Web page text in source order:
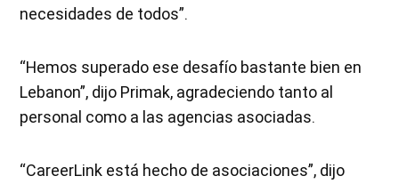
necesidades de todos”.
“Hemos superado ese desafío bastante bien en
Lebanon”, dijo Primak, agradeciendo tanto al
personal como a las agencias asociadas.
“CareerLink está hecho de asociaciones”, dijo